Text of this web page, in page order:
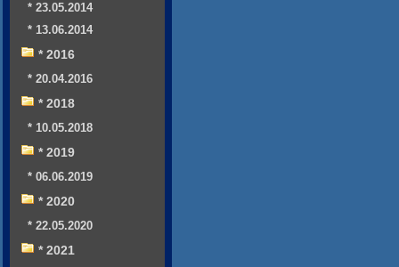
* 23.05.2014
* 13.06.2014
* 2016
* 20.04.2016
* 2018
* 10.05.2018
* 2019
* 06.06.2019
* 2020
* 22.05.2020
* 2021